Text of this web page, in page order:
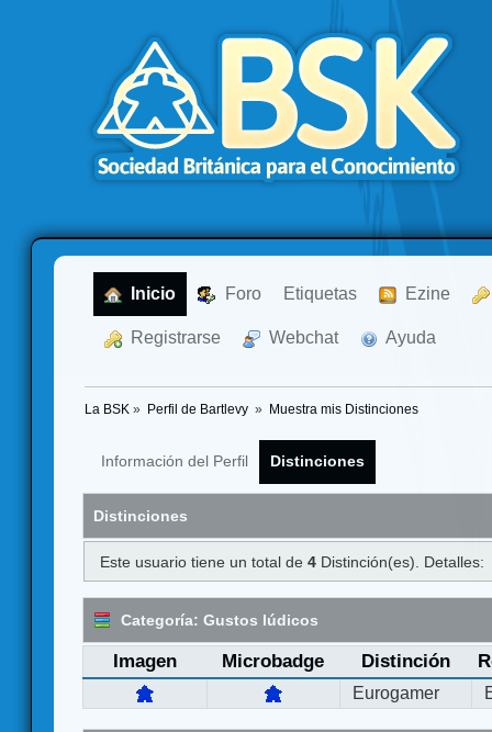
Inicio Foro Etiquetas Ezine
Registrarse Webchat Ayuda
La BSK » Perfil de Bartlevy » Muestra mis Distinciones
Información del Perfil Distinciones
Distinciones
Este usuario tiene un total de4 Distinción(es). Detalles:
Categoría: Gustos lúdicos
Imagen Microbadge Distinción
Eurogamer